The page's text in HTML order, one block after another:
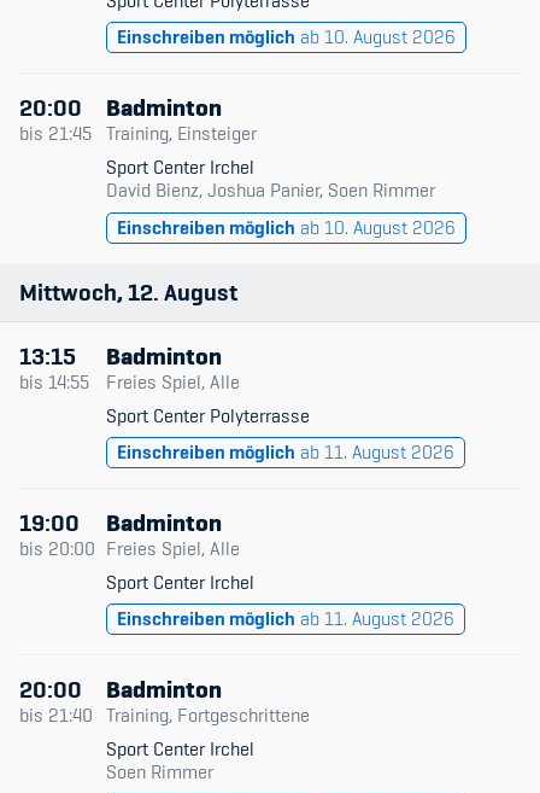
Diversität & Inklusion
Kinderbetreuung
Krankenversicherung
Schwangerschaft & Sport
Spitzensport & Studium
Organisation
Offene Stellen
Mitgliedervereine
Netzwerk
Einschreiben möglich ab 10. August 2026
20:00
bis 21:45
Badminton
Training, Einsteiger
Sport Center Irchel
David Bienz, Joshua Panier, Soen Rimmer
Einschreiben möglich ab 10. August 2026
Mittwoch 12 August
13:15
bis 14:55
Badminton
Freies Spiel, Alle
Sport Center Polyterrasse
Einschreiben möglich ab 11. August 2026
19:00
bis 20:00
Badminton
Freies Spiel, Alle
Sport Center Irchel
Einschreiben möglich ab 11. August 2026
20:00
bis 21:40
Badminton
Training, Fortgeschrittene
Sport Center Irchel
Soen Rimmer